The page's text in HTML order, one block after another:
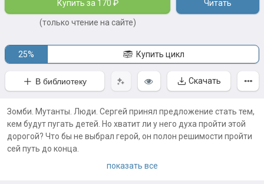
Купить за 170 ₽
(только чтение на сайте)
Читать
25% Купить цикл
В библиотеку Скачать
Зомби. Мутанты. Люди. Сергей принял предложение стать тем,
кем будут пугать детей. Но хватит ли у него духа пройти этой
дорогой? Что бы не выбрал герой, он полон решимости пройти
сей путь до конца.
показать все